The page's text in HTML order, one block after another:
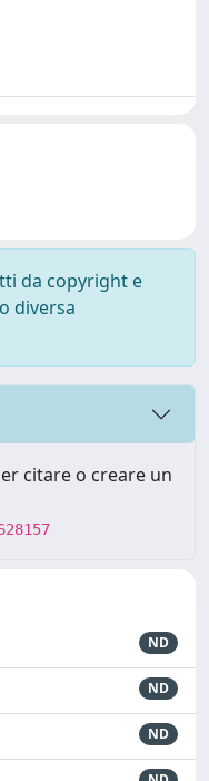
da copyright e
diversa
citare o creare un
ND
ND
ND